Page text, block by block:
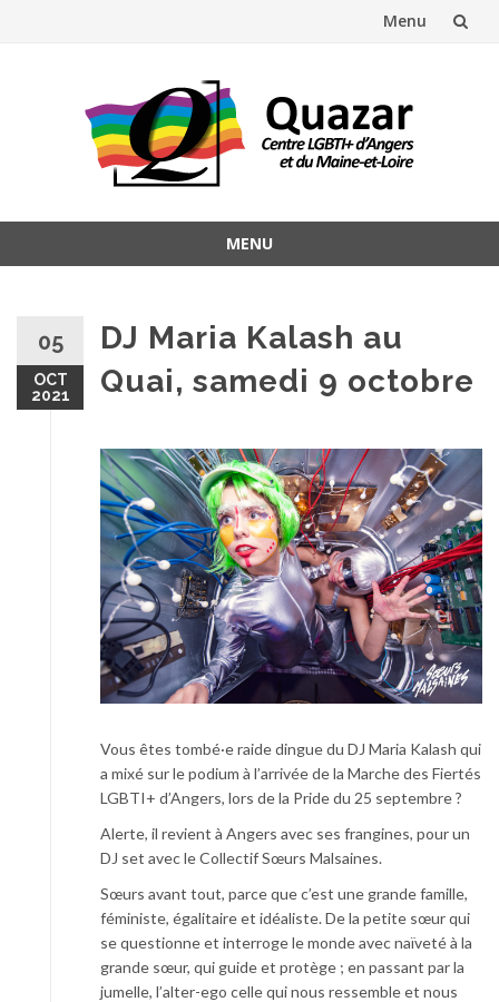
Menu
MENU
05
OCT
2021
DJ Maria Kalash au
Quai, samedi 9 octobre
Vous êtes tombé·e raide dingue du DJ Maria Kalash qui
a mixé sur le podium à l’arrivée de la Marche des Fiertés
LGBTI+ d’Angers, lors de la Pride du 25 septembre ?
Alerte, il revient à Angers avec ses frangines, pour un
DJ set avec le Collectif Sœurs Malsaines.
Sœurs avant tout, parce que c’est une grande famille,
féministe, égalitaire et idéaliste. De la petite sœur qui
se questionne et interroge le monde avec naïveté à la
grande sœur, qui guide et protège ; en passant par la
jumelle, l’alter-ego celle qui nous ressemble et nous